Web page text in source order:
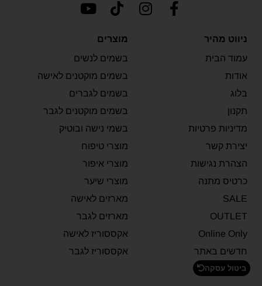
ניווט מהיר
עמוד הבית
אודות
בלוג
תקנון
מדיניות פרטיות
יצירת קשר
הצהרת נגישות
כרטיס מתנה
SALE
OUTLET
Online Only
חדשים באתר
ביטול עסקה
מוצרים
בשמים לנשים
בשמים מוקטנים לאישה
בשמים לגברים
בשמים מוקטנים לגבר
בשמי נישה ובוטיק
מוצרי טיפוח
מוצרי איפור
מוצרי שיער
מארזים לאישה
מארזים לגבר
אקססוריז לאישה
אקססוריז לגבר